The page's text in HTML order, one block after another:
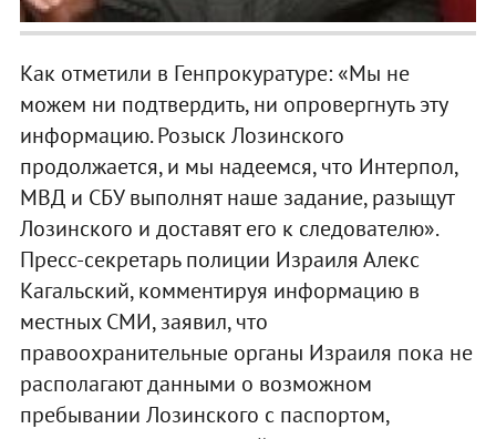
Как отметили в Генпрокуратуре: «Мы не
можем ни подтвердить, ни опровергнуть эту
информацию. Розыск Лозинского
продолжается, и мы надеемся, что Интерпол,
МВД и СБУ выполнят наше задание, разыщут
Лозинского и доставят его к следователю».
Пресс-секретарь полиции Израиля Алекс
Кагальский, комментируя информацию в
местных СМИ, заявил, что
правоохранительные органы Израиля пока не
располагают данными о возможном
пребывании Лозинского с паспортом,